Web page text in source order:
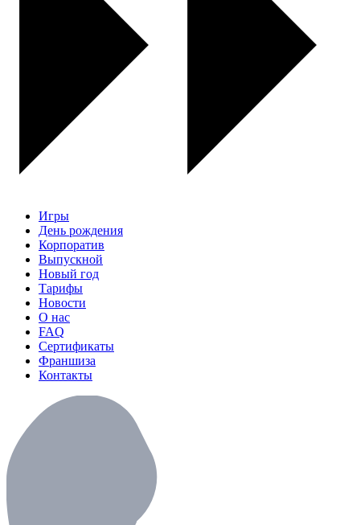
Игры
День рождения
Корпоратив
Выпускной
Новый год
Тарифы
Новости
О нас
FAQ
Сертификаты
Франшиза
Контакты